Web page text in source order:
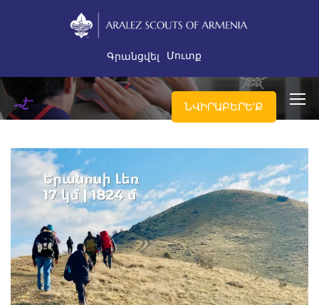
Գրանցվել Մուտք
ՆՎԻՐԱԲԵՐԵ'Ք